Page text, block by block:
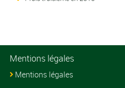
Mentions légales
Mentions légales